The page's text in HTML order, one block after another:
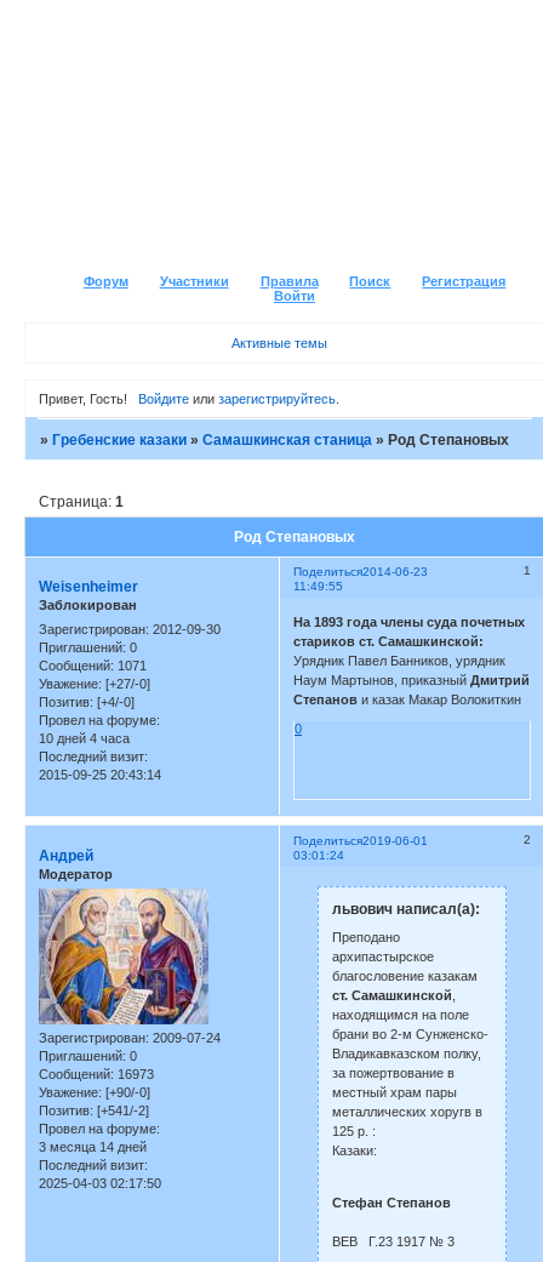
Форум Участники Правила Поиск
Регистрация
Войти
Активные темы
Привет, Гость! Войдитеили зарегистрируйтесь.
»Гребенские казаки »Самашкинская станица »Род Степановых
Род Степановых
Страница:1
Поделиться 1
2014-06-23
11:49:55
Weisenheimer
Заблокирован
Зарегистрирован: 2012-09-30
Приглашений: 0
Сообщений: 1071
Уважение: [+27/-0]
Позитив: [+4/-0]
Провел на форуме:
10 дней 4 часа
Последний визит:
2015-09-25 20:43:14
На 1893 года члены суда почетных
стариков ст. Самашкинской:
Урядник Павел Банников, урядник
Наум Мартынов, приказныйДмитрий
Степанов и казак Макар Волокиткин
0
Поделиться 2
2019-06-01
03:01:24
Андрей
Модератор
Зарегистрирован: 2009-07-24
Приглашений: 0
Сообщений: 16973
Уважение: [+90/-0]
Позитив: [+541/-2]
Провел на форуме:
3 месяца 14 дней
Последний визит:
2025-04-03 02:17:50
львович написал(а):
Преподано
архипастырское
благословение казакам
ст. Самашкинской
находящимся на поле
брани во 2-м Сунженско-
Владикавказском полку,
за пожертвование в
местный храм пары
металлических хоругв в
125 р. :
Казаки:
Стефан Степанов
ВЕВ Г.23 1917 № 3